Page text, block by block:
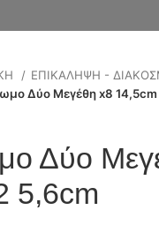
ΕΠΙΚΑΛΗΨΗ -
Δύο Μεγέθη x8 14,5cm
Δύο
5,6cm